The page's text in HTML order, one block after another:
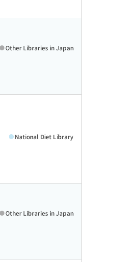
Other Libraries in Japan
National Diet Library
Other Libraries in Japan